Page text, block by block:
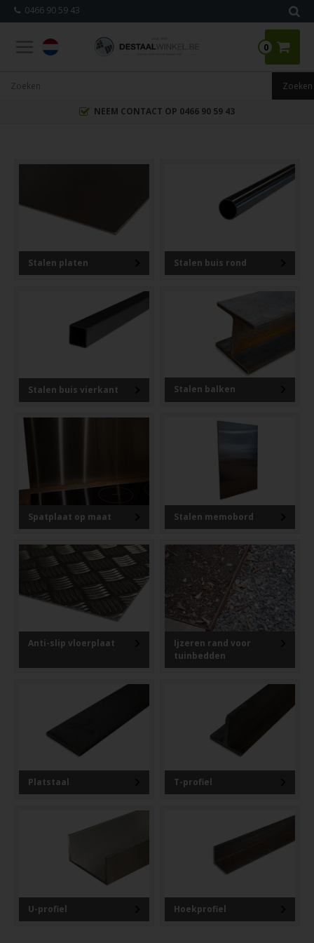
0466 90 59 43
0
NEEM CONTACT OP 0466 90 59 43
Stalen platen Stalen buis rond
Stalen buis vierkant Stalen balken
Spatplaat op maat Stalen memobord
Anti-slip vloerplaat
Ijzeren rand voor
tuinbedden
Platstaal T-profiel
U-profiel Hoekprofiel